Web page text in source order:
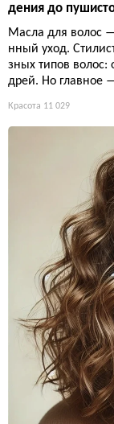
дения до
Масла для волос
нный уход.
зных типов волос:
дрей. Но главное
Красота 11 029